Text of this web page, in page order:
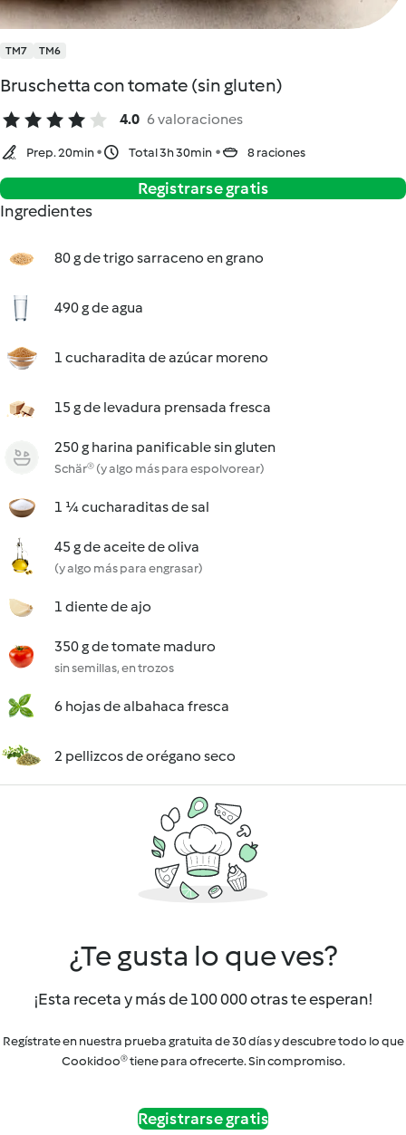
TM7 TM6
Bruschetta con tomate (sin gluten)
4.0 6 valoraciones
Prep. 20min Total 3h 30min 8 raciones
Registrarse gratis
Ingredientes
80 g de trigo sarraceno en grano
490 g de agua
1 cucharadita de azúcar moreno
15 g de levadura prensada fresca
250 g harina panificable sin gluten
Schär® (y algo más para espolvorear)
1 ¼ cucharaditas de sal
45 g de aceite de oliva
(y algo más para engrasar)
1 diente de ajo
350 g de tomate maduro
sin semillas, en trozos
6 hojas de albahaca fresca
2 pellizcos de orégano seco
¿Te gusta lo que ves?
¡Esta receta y más de 100 000 otras te esperan!
Regístrate en nuestra prueba gratuita de 30 días y descubre todo lo que
Cookidoo® tiene para ofrecerte. Sin compromiso.
Registrarse gratis